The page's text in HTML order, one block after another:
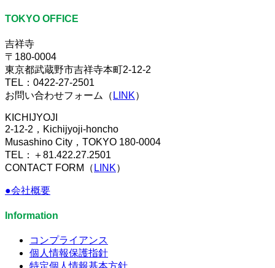
TOKYO OFFICE
吉祥寺
〒180-0004
東京都武蔵野市吉祥寺本町2-12-2
TEL：0422-27-2501
お問い合わせフォーム（ LINK）
KICHIJYOJI
2-12-2，Kichijyoji-honcho
Musashino City，TOKYO 180-0004
TEL：＋81.422.27.2501
CONTACT FORM（ LINK）
●会社概要
Information
コンプライアンス
個人情報保護指針
特定個人情報基本方針